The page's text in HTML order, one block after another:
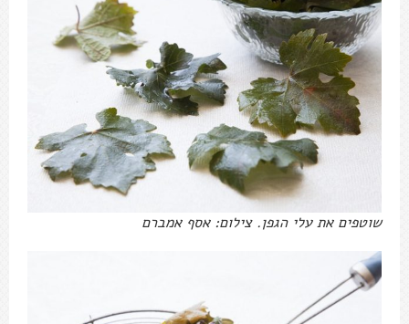
שוטפים את עלי הגפן. צילום: אסף אמברם